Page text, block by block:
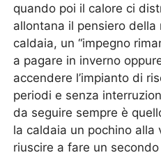
quando poi il calore ci
allontana il pensiero
caldaia, un “impegno
a pagare in inverno
accendere l’impianto di
periodi e senza
da seguire sempre è
la caldaia un pochino alla
riuscire a fare un